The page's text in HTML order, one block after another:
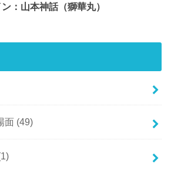
山本神話（獅華丸）
面 (49)